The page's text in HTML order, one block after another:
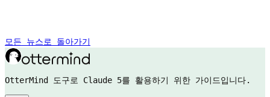
모든 뉴스로 돌아가기
OtterMind 도구로 Claude 5를 활용하기 위한 가이드입니다.